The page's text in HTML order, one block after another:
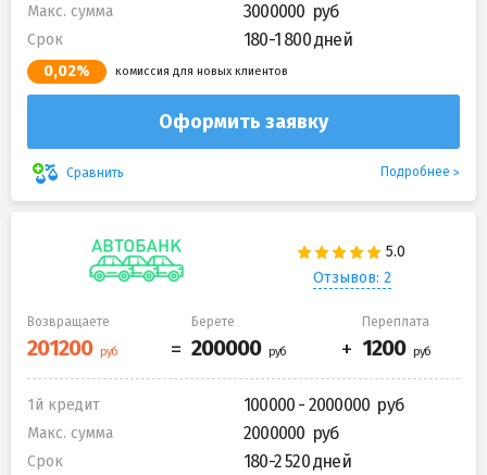
Макс. сумма 3000000
Срок 180-1 800 дней
0,02% комиссия для новых клиентов
Оформить заявку
Сравнить Подробнее
Отзывов: 2
Возвращаете Берете Переплата
1й кредит 100000 - 2000000
Макс. сумма 2000000
Срок 180-2 520 дней